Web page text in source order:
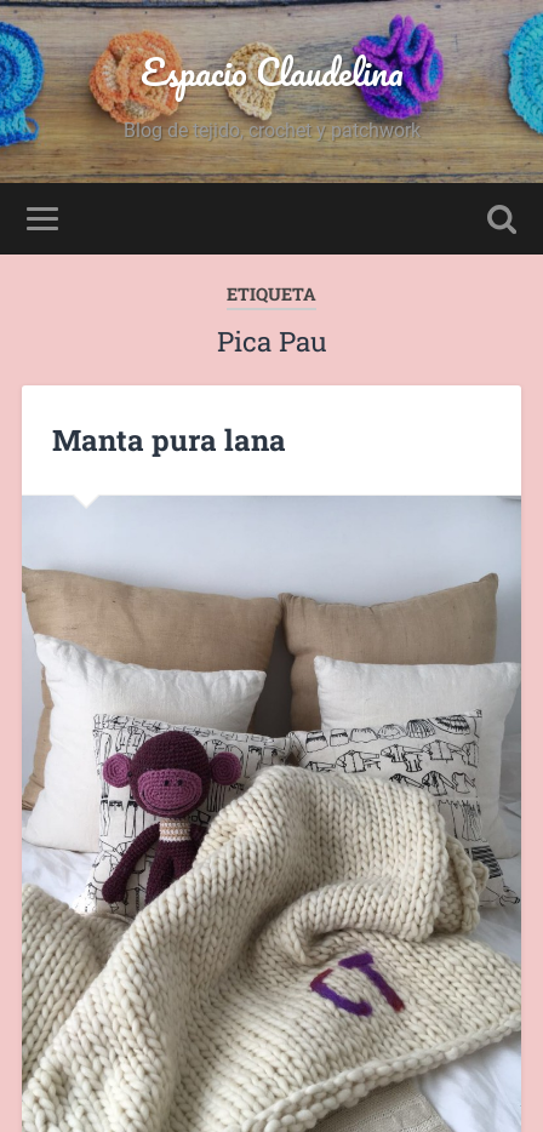
Espacio Claudelina
Blog de tejido, crochet y patchwork
ETIQUETA
Pica Pau
Manta pura lana